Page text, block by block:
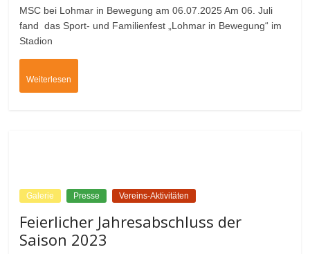
MSC bei Lohmar in Bewegung am 06.07.2025 Am 06. Juli
fand das Sport- und Familienfest „Lohmar in Bewegung“ im
Stadion
Weiterlesen
Galerie Presse Vereins-Aktivitäten
Feierlicher Jahresabschluss der
Saison 2023